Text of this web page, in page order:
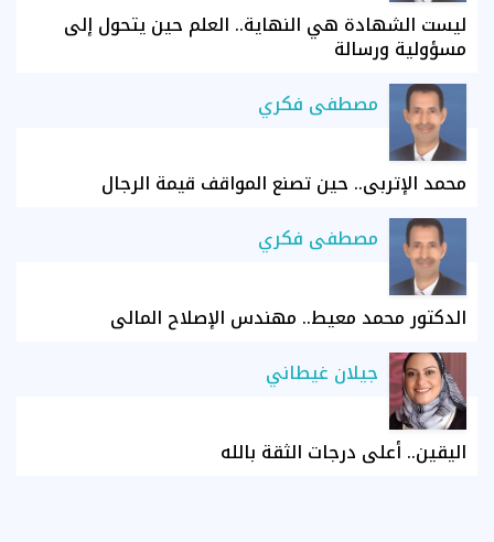
ليست الشهادة هي النهاية.. العلم حين يتحول إلى
مسؤولية ورسالة
مصطفى فكري
محمد الإتربي.. حين تصنع المواقف قيمة الرجال
مصطفى فكري
الدكتور محمد معيط.. مهندس الإصلاح المالي
جيلان غيطاني
اليقين.. أعلى درجات الثقة بالله